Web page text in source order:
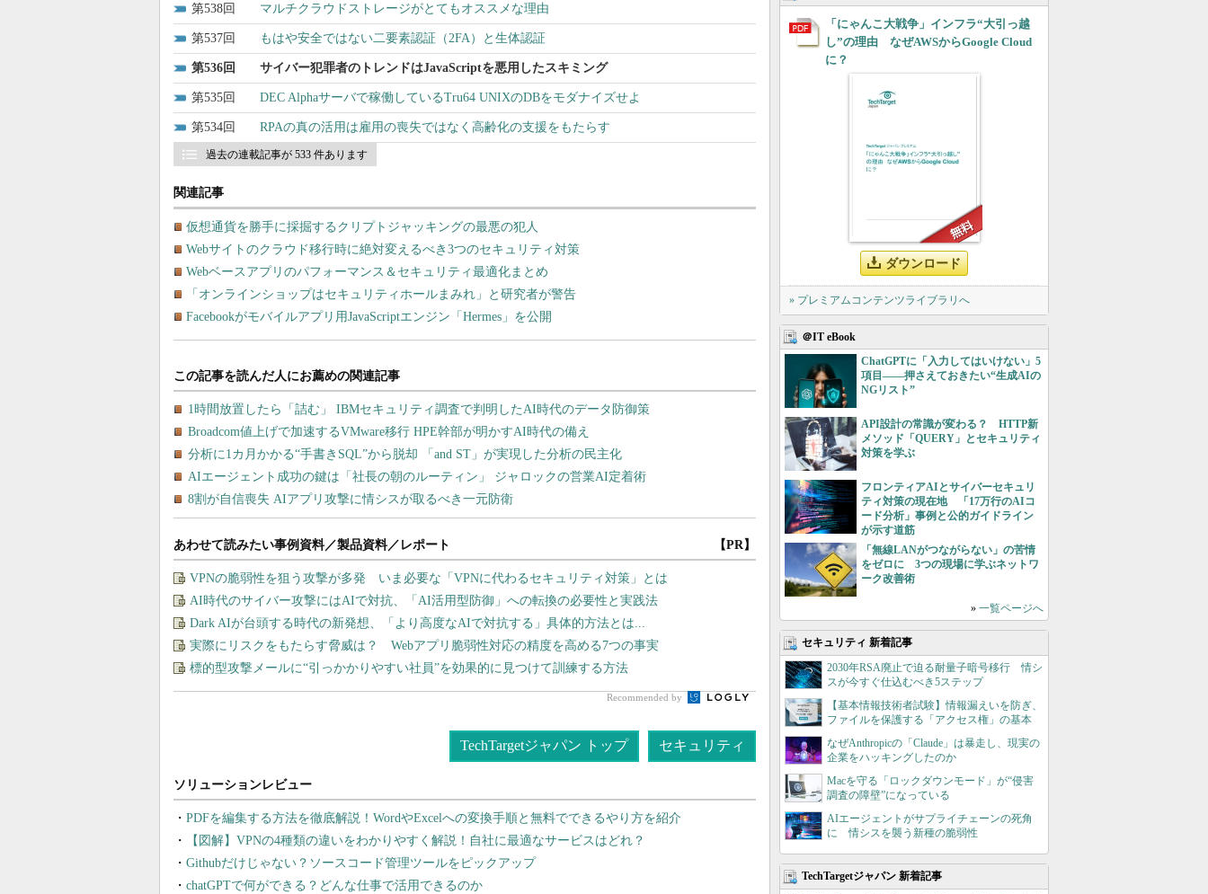
538 マルチクラウドストレージがとてもオススメな理由
537 もはや安全ではない二要素認証（2FA）と生体認証
536 サイバー犯罪者のトレンドはJavaScriptを悪用したスキミング
535 DEC Alphaサーバで稼働しているTru64 UNIXのDBをモダナイズせよ
534 RPAの真の活用は雇用の喪失ではなく高齢化の支援をもたらす
過去の連載記事が 533 件あります
関連記事
仮想通貨を勝手に採掘するクリプトジャッキングの最悪の犯人
Webサイトのクラウド移行時に絶対変えるべき3つのセキュリティ対策
Webベースアプリのパフォーマンス＆セキュリティ最適化まとめ
「オンラインショップはセキュリティホールまみれ」と研究者が警告
Facebookがモバイルアプリ用JavaScriptエンジン「Hermes」を公開
あわせて読みたい事例資料／製品資料／レポート 【PR】
VPNの脆弱性を狙う攻撃が多発 いま必要な「VPNに代わるセキュリティ対策」とは
AI時代のサイバー攻撃にはAIで対抗、「AI活用型防御」への転換の必要性と実践法
Dark AIが台頭する時代の新発想、「より高度なAIで対抗する」具体的方法とは...
実際にリスクをもたらす脅威は？ Webアプリ脆弱性対応の精度を高める7つの事実
標的型攻撃メールに“引っかかりやすい社員”を効果的に見つけて訓練する方法
Recommended by
TechTargetジャパン トップ セキュリティ
PDFを編集する方法を徹底解説！WordやExcelへの変換手順と無料でできるやり方を紹介
【図解】VPNの4種類の違いをわかりやすく解説！自社に最適なサービスはどれ？
Githubだけじゃない？ソースコード管理ツールをピックアップ
chatGPTで何ができる？どんな仕事で活用できるのか
「にゃんこ大戦争」インフラ“大引っ越
し”の理由 なぜAWSからGoogle Cloud
に？
ダウンロード
» プレミアムコンテンツライブラリへ
＠IT eBook
ChatGPTに「入力してはいけない」5
項目――押さえておきたい“生成AIの
NGリスト”
API設計の常識が変わる？ HTTP新
メソッド「QUERY」とセキュリティ
対策を学ぶ
フロンティアAIとサイバーセキュリ
ティ対策の現在地 「17万行のAIコ
ード分析」事例と公的ガイドライン
が示す道筋
「無線LANがつながらない」の苦情
をゼロに 3つの現場に学ぶネットワ
ーク改善術
» 一覧ページへ
セキュリティ 新着記事
2030年RSA廃止で迫る耐量子暗号移行 情シ
スが今すぐ仕込むべき5ステップ
【基本情報技術者試験】情報漏えいを防ぎ、
ファイルを保護する「アクセス権」の基本
なぜAnthropicの「Claude」は暴走し、現実の
企業をハッキングしたのか
Macを守る「ロックダウンモード」が“侵害
調査の障壁”になっている
AIエージェントがサプライチェーンの死角
に 情シスを襲う新種の脆弱性
TechTargetジャパン 新着記事